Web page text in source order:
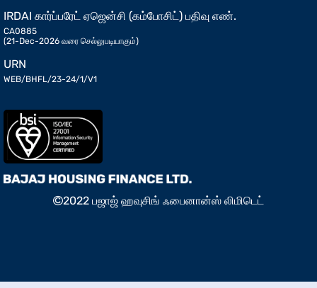
IRDAI கார்ப்பரேட் ஏஜென்சி (கம்போசிட்) பதிவு எண்.
CA0885
(21-Dec-2026 வரை செல்லுபடியாகும்)
URN
WEB/BHFL/23-24/1/V1
2022 பஜாஜ் ஹவுசிங் ஃபைனான்ஸ் லிமிடெட்